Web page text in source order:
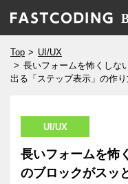
Top
UI/UX
長いフォームを怖くしな
出る「ステップ表示」の作
UI/UX
長いフォームを怖
のブロックがスッ